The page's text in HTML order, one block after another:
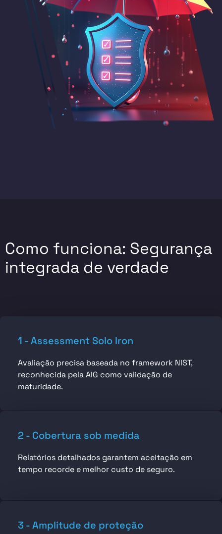
Como funciona: Segurança
integrada de verdade
1 - Assessment Solo Iron
Avaliação precisa baseada no framework NIST,
reconhecida pela AIG como validação de
maturidade.
2 - Cobertura sob medida
Relatórios detalhados garantem aceitação em
tempo recorde e melhor custo de seguro.
3 - Amplitude de proteção